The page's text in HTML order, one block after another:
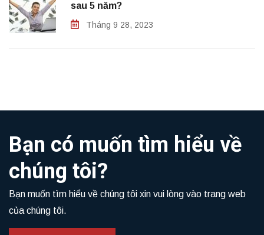
sau 5 năm?
Tháng 9 28, 2023
Bạn có muốn tìm hiểu về
chúng tôi?
Bạn muốn tìm hiểu về chúng tôi xin vui lòng vào trang web
của chúng tôi.